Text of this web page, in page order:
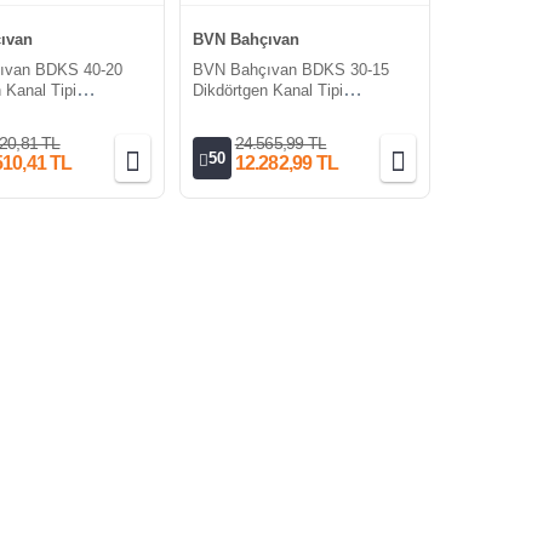
BDKS 40-20
Kanal Tipi
TL
TL
BVN Bahçıvan
BVN Bahçıvan BDKS 30-15
Dikdörtgen Kanal Tipi
50
24.565,99 TL
12.282,99 TL